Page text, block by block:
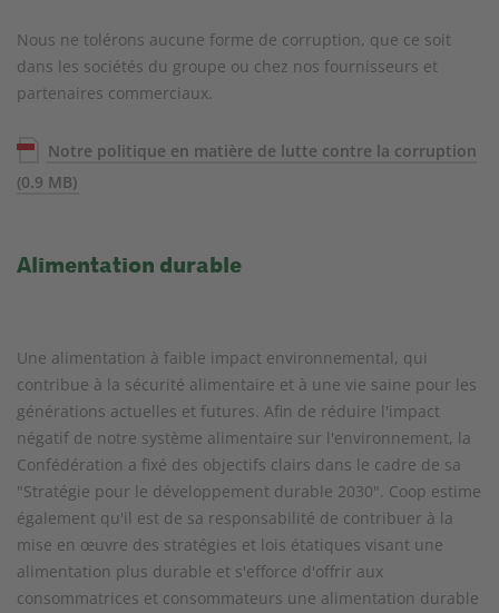
Nous ne tolérons aucune forme de corruption, que ce soit
dans les sociétés du groupe ou chez nos fournisseurs et
partenaires commerciaux.
Notre politique en matière de lutte contre la corruption
(0.9 MB)
Alimentation durable
Une alimentation à faible impact environnemental, qui
contribue à la sécurité alimentaire et à une vie saine pour les
générations actuelles et futures. Afin de réduire l'impact
négatif de notre système alimentaire sur l'environnement, la
Confédération a fixé des objectifs clairs dans le cadre de sa
"Stratégie pour le développement durable 2030". Coop estime
également qu'il est de sa responsabilité de contribuer à la
mise en œuvre des stratégies et lois étatiques visant une
alimentation plus durable et s'efforce d'offrir aux
consommatrices et consommateurs une alimentation durable